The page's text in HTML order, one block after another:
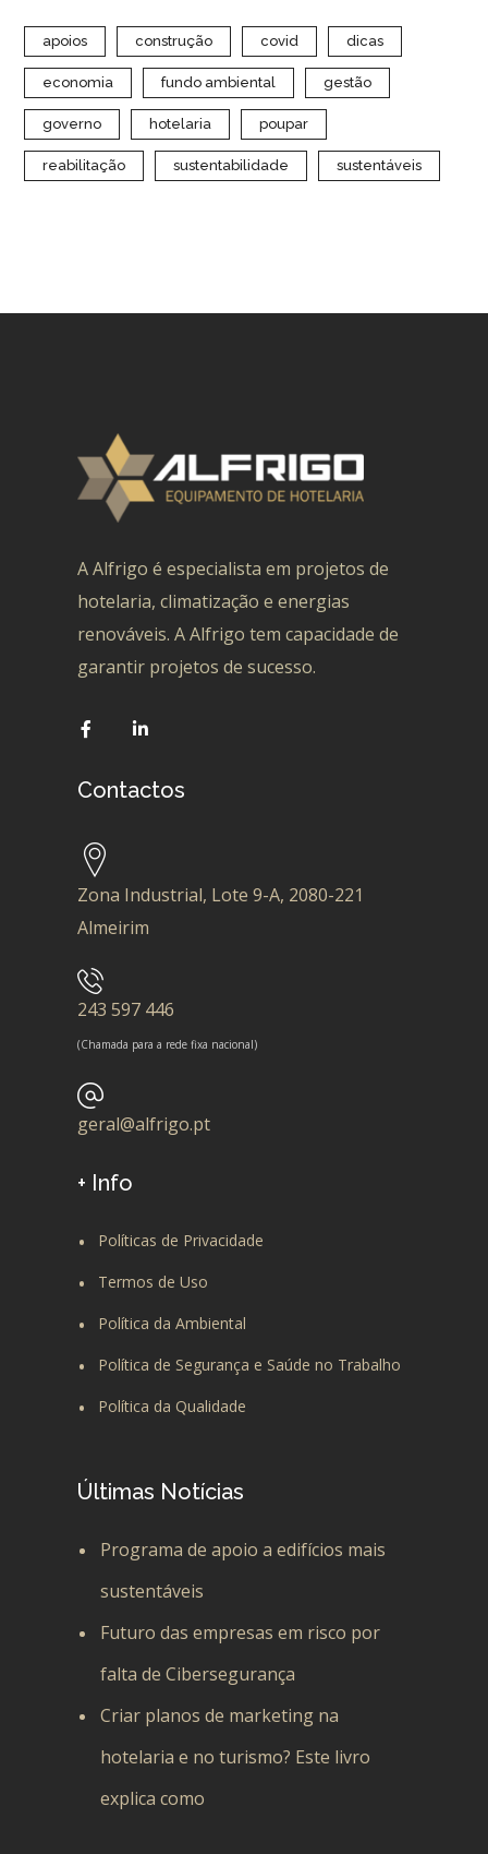
apoios construção covid dicas
economia fundo ambiental gestão
governo hotelaria poupar
reabilitação sustentabilidade sustentáveis
A Alfrigo é especialista em projetos de
hotelaria, climatização e energias
renováveis. A Alfrigo tem capacidade de
garantir projetos de sucesso.
Contactos
Zona Industrial, Lote 9-A, 2080-221
Almeirim
243 597 446
(Chamada para a rede fixa nacional)
geral@alfrigo.pt
+ Info
Políticas de Privacidade
Termos de Uso
Política da Ambiental
Política de Segurança e Saúde no Trabalho
Política da Qualidade
Últimas Notícias
Programa de apoio a edifícios mais
sustentáveis
Futuro das empresas em risco por
falta de Cibersegurança
Criar planos de marketing na
hotelaria e no turismo? Este livro
explica como